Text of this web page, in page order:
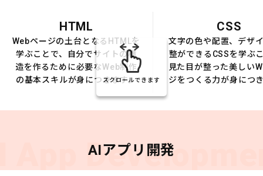
HTML
Webページの土台となるHTMLを
学ぶことで、自分でサイトの構
造を作るために必要なWeb制作
の基本スキルが身につきます。
CSS
文字の色や配置、デザ
整ができるCSSを学ぶ
見た目が整った美しい
ジをつくる力が身につ
スクロールできます
App AIアプリ開発